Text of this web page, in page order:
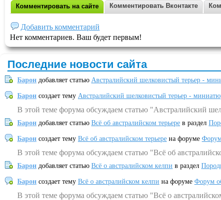
Комментировать на сайте Комментировать Вконтакте
Добавить комментарий
Нет комментариев. Ваш будет первым!
Последние новости сайта
Барон добавляет статью Австралийский шелковистый терьер -
Барон создает тему Австралийский шелковистый терьер -
В этой теме форума обсуждаем статью "Австралийский
Барон добавляет статью Всё об австралийском терьере в раздел
Барон создает тему Всё об австралийском терьере на форуме
В этой теме форума обсуждаем статью "Всё об
Барон добавляет статью Всё о австралийском келпи в раздел
Барон создает тему Всё о австралийском келпи на форуме Форум
В этой теме форума обсуждаем статью "Всё о